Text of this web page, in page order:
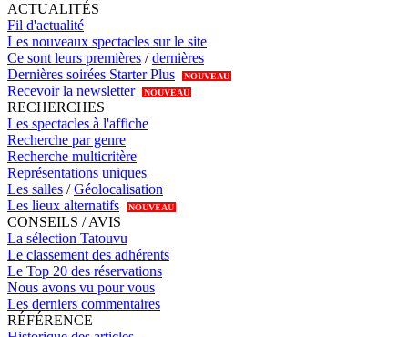
ACTUALITÉS
Fil d'actualité
Les nouveaux spectacles sur le site
Ce sont leurs premières /dernières
Dernières soirées Starter Plus
NOUVEAU
Recevoir la newsletter NOUVEAU
RECHERCHES
Les spectacles à l'affiche
Recherche par genre
Recherche multicritère
Représentations uniques
Les salles /Géolocalisation
Les lieux alternatifs
NOUVEAU
CONSEILS / AVIS
La sélection Tatouvu
Le classement des adhérents
Le Top 20 des réservations
Nous avons vu pour vous
Les derniers commentaires
RÉFÉRENCE